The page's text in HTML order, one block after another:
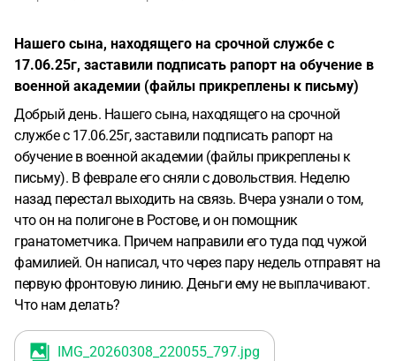
Нашего сына, находящего на срочной службе с
17.06.25г, заставили подписать рапорт на обучение в
военной академии (файлы прикреплены к письму)
Добрый день. Нашего сына, находящего на срочной
службе с 17.06.25г, заставили подписать рапорт на
обучение в военной академии (файлы прикреплены к
письму). В феврале его сняли с довольствия. Неделю
назад перестал выходить на связь. Вчера узнали о том,
что он на полигоне в Ростове, и он помощник
гранатометчика. Причем направили его туда под чужой
фамилией. Он написал, что через пару недель отправят на
первую фронтовую линию. Деньги ему не выплачивают.
Что нам делать?
IMG_20260308_220055_797.jpg